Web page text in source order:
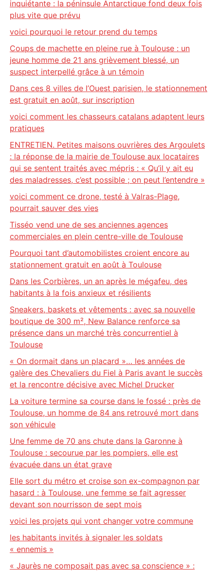
inquiétante : la péninsule Antarctique fond deux fois
plus vite que prévu
voici pourquoi le retour prend du temps
Coups de machette en pleine rue à Toulouse : un
jeune homme de 21 ans grièvement blessé, un
suspect interpellé grâce à un témoin
Dans ces 8 villes de l’Ouest parisien, le stationnement
est gratuit en août, sur inscription
voici comment les chasseurs catalans adaptent leurs
pratiques
ENTRETIEN. Petites maisons ouvrières des Argoulets
: la réponse de la mairie de Toulouse aux locataires
qui se sentent traités avec mépris : « Qu’il y ait eu
des maladresses, c’est possible ; on peut l’entendre »
voici comment ce drone, testé à Valras-Plage,
pourrait sauver des vies
Tisséo vend une de ses anciennes agences
commerciales en plein centre-ville de Toulouse
Pourquoi tant d’automobilistes croient encore au
stationnement gratuit en août à Toulouse
Dans les Corbières, un an après le mégafeu, des
habitants à la fois anxieux et résilients
Sneakers, baskets et vêtements : avec sa nouvelle
boutique de 300 m², New Balance renforce sa
présence dans un marché très concurrentiel à
Toulouse
« On dormait dans un placard »… les années de
galère des Chevaliers du Fiel à Paris avant le succès
et la rencontre décisive avec Michel Drucker
La voiture termine sa course dans le fossé : près de
Toulouse, un homme de 84 ans retrouvé mort dans
son véhicule
Une femme de 70 ans chute dans la Garonne à
Toulouse : secourue par les pompiers, elle est
évacuée dans un état grave
Elle sort du métro et croise son ex-compagnon par
hasard : à Toulouse, une femme se fait agresser
devant son nourrisson de sept mois
voici les projets qui vont changer votre commune
les habitants invités à signaler les soldats
« ennemis »
« Jaurès ne composait pas avec sa conscience » :